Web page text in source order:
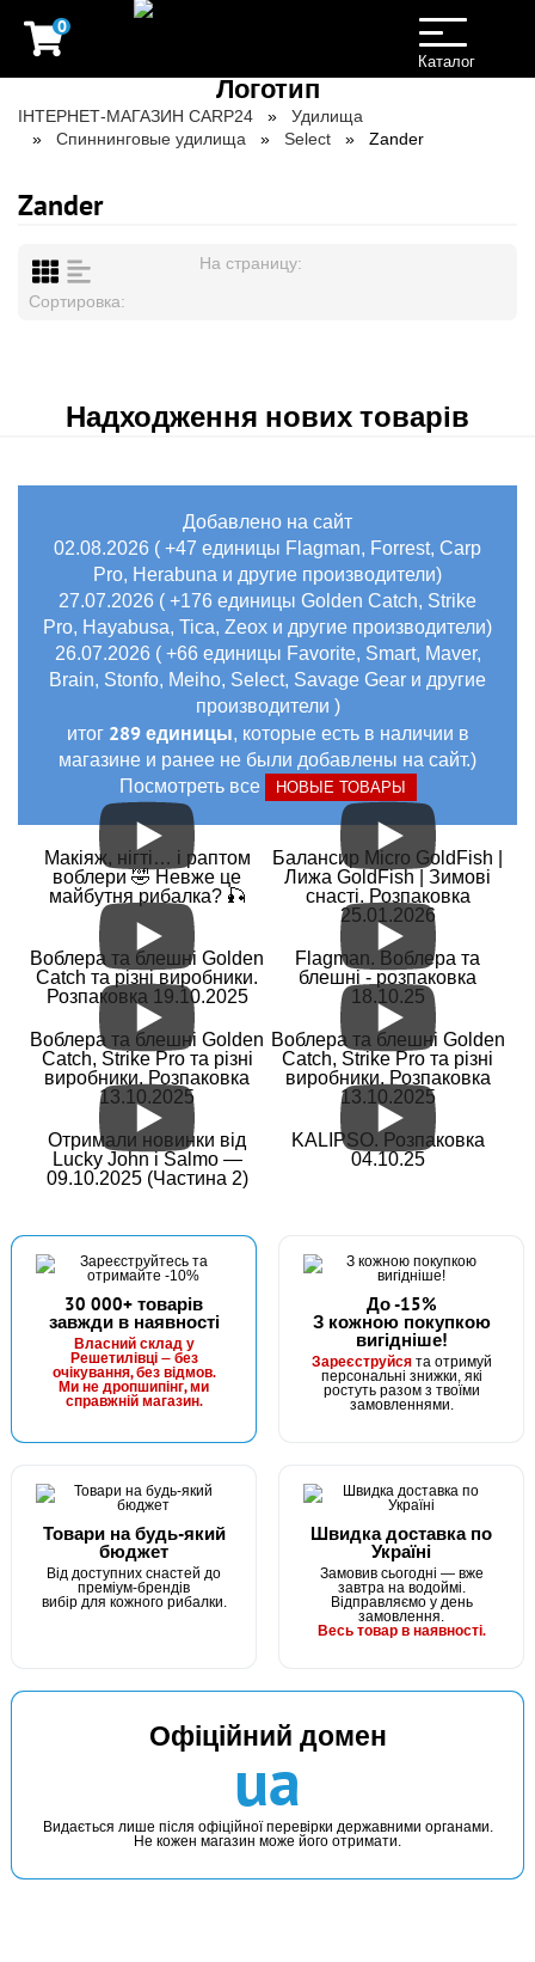
0
Toggle
navigation
Каталог
ІНТЕРНЕТ-МАГАЗИН CARP24
Удилища
Спиннинговые удилища
Select Zander
Zander
На страницу:
Сортировка:
Надходження нових товарів
Добавлено на сайт
02.08.2026 ( +47 единицы Flagman, Forrest, Carp
Pro, Herabuna и другие производители)
27.07.2026 ( +176 единицы Golden Catch, Strike
Pro, Hayabusa, Tica, Zeox и другие производители)
26.07.2026 ( +66 единицы Favorite, Smart, Maver,
Brain, Stonfo, Meiho, Select, Savage Gear и другие
производители )
итог 289 единицы, которые есть в наличии в
магазине и ранее не были добавлены на сайт.)
Посмотреть все
НОВЫЕ ТОВАРЫ
Макіяж, нігті… і раптом
воблери 🤣 Невже це
майбутня рибалка? 🎣
Балансир Micro GoldFish |
Лижа GoldFish | Зимові
снасті. Розпаковка
25.01.2026
Воблера та блешні Golden
Catch та різні виробники.
Розпаковка 19.10.2025
Flagman. Воблера та
блешні - розпаковка
18.10.25
Воблера та блешні Golden
Catch, Strike Pro та різні
виробники. Розпаковка
13.10.2025
Воблера та блешні Golden
Catch, Strike Pro та різні
виробники. Розпаковка
13.10.2025
Отримали новинки від
Lucky John і Salmo —
09.10.2025 (Частина 2)
KALIPSO. Розпаковка
04.10.25
30 000+ товарів
завжди в наявності
Власний склад у
Решетилівці — без
очікування, без відмов.
Ми не дропшипінг, ми
справжній магазин.
До -15%
З кожною покупкою
вигідніше!
Зареєструйсята отримуй
персональні знижки, які
ростуть разом з твоїми
замовленнями.
Товари на будь-який
бюджет
Від доступних снастей до
преміум-брендів
вибір для кожного рибалки.
Швидка доставка по
Україні
Замовив сьогодні — вже
завтра на водоймі.
Відправляємо у день
замовлення.
Весь товар в наявності.
Офіційний домен
ua
Видається лише після офіційної перевірки державними органами.
Не кожен магазин може його отримати.